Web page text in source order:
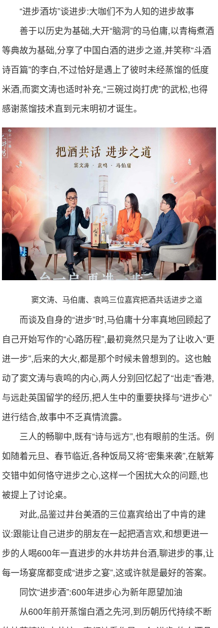
“进步酒坊”谈进步:大咖们不为人知的进步故事
善于以历史为基础,大开“脑洞”的马伯庸,以青梅煮酒
等典故为基础,分享了中国白酒的进步之道,并笑称“斗酒
诗百篇”的李白,不过恰好是遇上了彼时未经蒸馏的低度
米酒,而窦文涛也适时补充,“三碗过岗打虎”的武松,也得
感谢蒸馏技术直到元末明初才诞生。
窦文涛、马伯庸、袁鸣三位嘉宾把酒共话进步之道
而谈及自身的“进步”时,马伯庸十分率真地回顾起了
自己开始写作的“心路历程”,最初竟然只是为了让收入“更
进一步”,后来的大火,都是那个时候未曾想到的。这也触
动了窦文涛与袁鸣的内心,两人分别回忆起了“出走”香港,
与远赴英国留学的经历,把人生中的重要抉择与“进步心”
进行结合,故事中不乏真情流露。
三人的畅聊中,既有“诗与远方”,也有眼前的生活。例
如随着元旦、春节临近,各种饭局又将“密集来袭”,在觥筹
交错中如何恪守进步之心,这样一个困扰大众的问题,也
被提上了讨论桌。
对此,品鉴过井台美酒的三位嘉宾给出了中肯的建
议:跟能让自己进步的朋友在一起把酒言欢,和想更进一
步的人喝600年一直进步的水井坊井台酒,聊进步的事,让
每一场宴席都变成“进步之宴”,这或许就是最好的答案。
同饮“进步酒”:600年进步心为新年愿望加油
从600年前开蒸馏白酒之先河,到历朝历代持续不断